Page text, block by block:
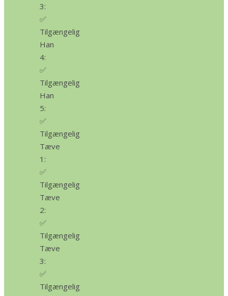
3:
✅
Tilgængelig
Han
4:
✅
Tilgængelig
Han
5:
✅
Tilgængelig
Tæve
1:
✅
Tilgængelig
Tæve
2:
✅
Tilgængelig
Tæve
3:
✅
Tilgængelig